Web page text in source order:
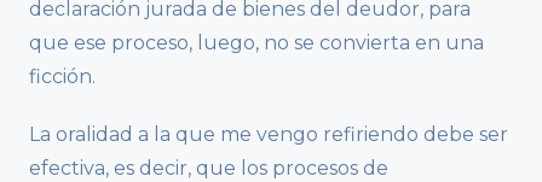
declaración jurada de bienes del deudor, para
que ese proceso, luego, no se convierta en una
ficción.
La oralidad a la que me vengo refiriendo debe ser
efectiva, es decir, que los procesos de